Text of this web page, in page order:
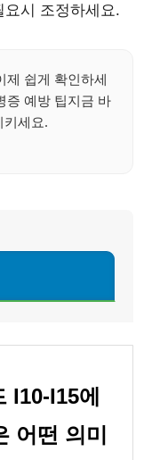
시 조정하세요.
제 쉽게 확인하세
증 예방 팁지금 바
키세요.
I10-I15에
어떤 의미